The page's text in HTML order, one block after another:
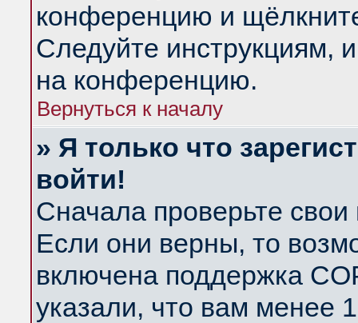
конференцию и
Следуйте инструкциям,
на конференцию.
Вернуться к началу
» Я только что
войти!
Сначала проверьте
Если они верны, то
включена поддержка
указали, что вам менее